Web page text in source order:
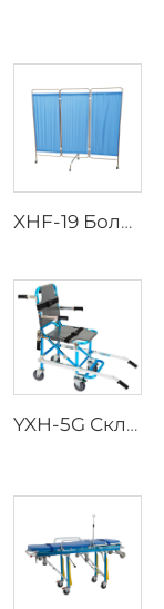
XHF-19 Больничный трёхсекционный экран из нержавеющей стали
YXH-5G Складной профессиональный стул на четырех колесах